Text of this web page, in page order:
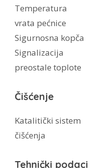
Temperatura
vrata pećnice
Sigurnosna kopča
Signalizacija
preostale toplote
Čišćenje
Katalitički sistem
čišćenja
Tehnički podaci